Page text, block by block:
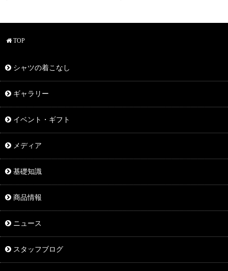
TOP
シャツの着こなし
ギャラリー
イベント・ギフト
メディア
基礎知識
商品情報
ニュース
スタッフブログ